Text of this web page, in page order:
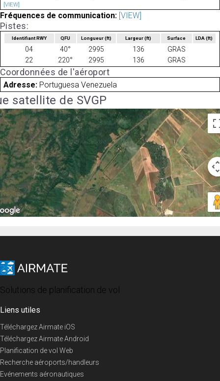
[VIEW]
Fréquences de communication: [VIEW]
Pistes:
Identifiant RWY QFU Longueur(ft) Largeur(ft) Surface LDA(ft)
04 40° 2995 136
GRAS
22
220° 2995 136 GRAS
Coordonnées de l'aéroport
Adresse: Portuguesa Venezuela
satellite de SVGP
Solutions de planification de vol
Liens utiles
Téléchargez Airmate iOS
Téléchargez Airmate Android
Planification de vol Web
Recherche aéroports/handleurs
Evénements aéronautiques